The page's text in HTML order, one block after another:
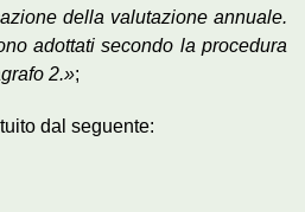
della valutazione annuale.
adottati secondo la procedura
2.»;
dal seguente: